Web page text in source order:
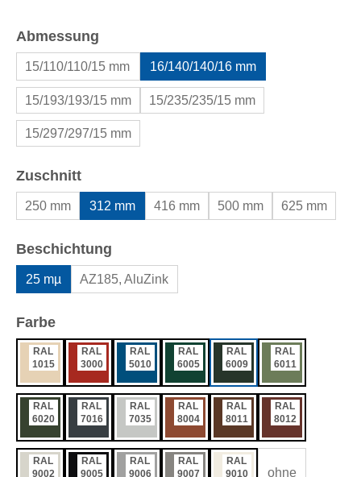
Abmessung
15/110/110/15 mm 16/140/140/16 mm
15/193/193/15 mm 15/235/235/15 mm
15/297/297/15 mm
Zuschnittauswählen
250 mm 312 mm 416 mm 500 mm 625 mm
Beschichtung
25 mµ AZ185, AluZink
Farbeauswählen
RAL
1015
RAL
3000
RAL
5010
RAL
6005
RAL
6009
RAL
6011
RAL
6020
RAL
7016
RAL
7035
RAL
8004
RAL
8011
RAL
8012
RAL
9002
RAL
9005
RAL
9006
RAL
9007
RAL
9010
ohne